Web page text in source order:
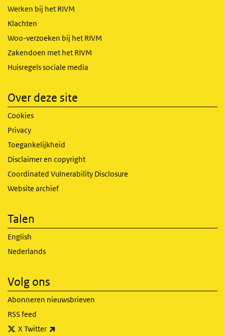
Werken bij het RIVM
Klachten
Woo-verzoeken bij het RIVM
Zakendoen met het RIVM
Huisregels sociale media
Over deze site
Cookies
Privacy
Toegankelijkheid
Disclaimer en copyright
Coordinated Vulnerability Disclosure
Website archief
Talen
English
Nederlands
Volg ons
Abonneren nieuwsbrieven
RSS feed
X Twitter